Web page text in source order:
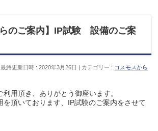
らのご案内】IP試験 設備のご案
最終更新日時 : 2020年3月26日 カテゴリー : コスモスから
用頂き、ありがとう御座います。
を頂いております、IP試験のご案内をさせて